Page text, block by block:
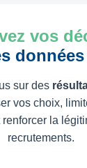
vos
sur des
vos choix,
la
recrutements.